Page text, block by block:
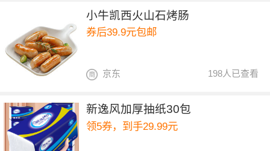
小牛凯西火山石烤肠
券后39.9元包邮
198人已查看
京东
新逸风加厚抽纸30包
领5券，到手29.99元